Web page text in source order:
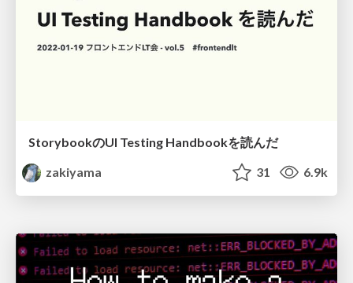
StorybookのUI Testing Handbookを読んだ
zakiyama
31 6.9k